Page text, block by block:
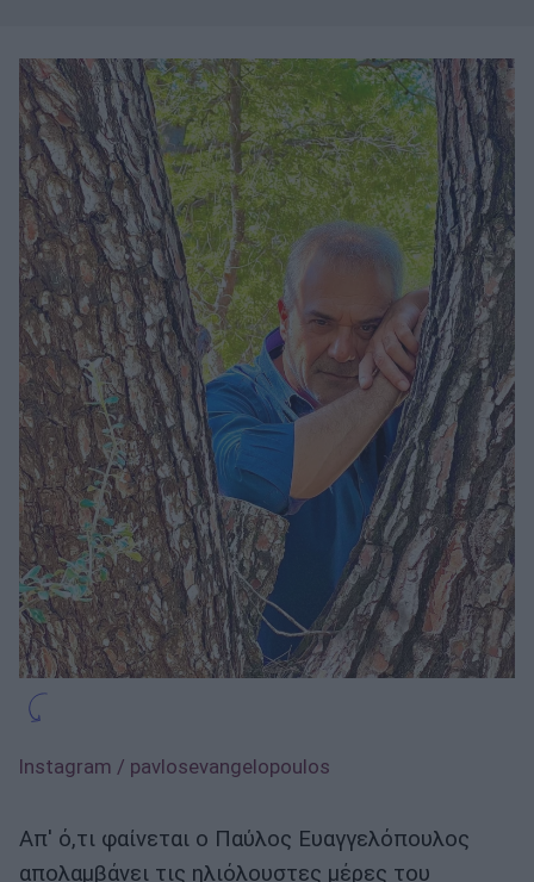
Instagram / pavlosevangelopoulos
Απ' ό,τι φαίνεται ο Παύλος Ευαγγελόπουλος
απολαμβάνει τις ηλιόλουστες μέρες του